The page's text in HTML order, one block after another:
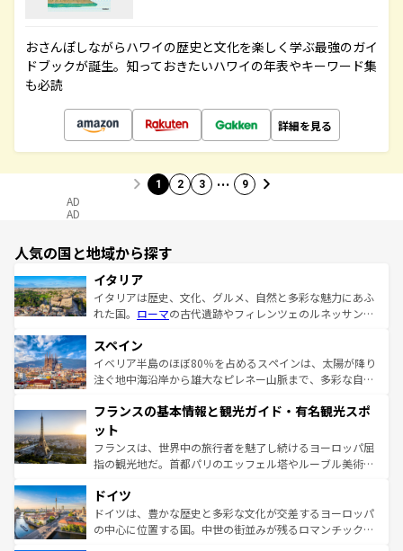
おさんぽしながらハワイの歴史と文化を楽しく学ぶ最強のガイ
ドブックが誕生。知っておきたいハワイの年表やキーワード集
も必読
詳細を見る
1 2 3 … 9
AD
AD
人気の国と地域から探す
イタリア
イタリアは歴史、文化、グルメ、自然と多彩な魅力にあふ
れた国。 ローマの古代遺跡やフィレンツェのルネッサンス
ろん、トスカーナの美しい田園風景やアマルフィ海岸の絶
景など、自然景観も見逃せない。観光の合間には、本場の
ピザやパスタなど、絶品のイタリア料理を堪能することも
ませてくれるイタリアで、忘れられない旅をしてみよう！
なお、新着のイタリア情報は
しい。
スペイン
イベリア半島のほぼ80％を占めるスペインは、太陽が降り
注ぐ地中海沿岸から雄大なピレネー山脈まで、多彩な自然
文化が根付くこの国では、情熱的なフラメンコ、熱気あふ
れる闘牛、そして美味しいタパスが生活の一部となってい
る。首都マドリードの洗練された雰囲気や、バルセロナの
アートに溢れた街角から、地方では古代ローマ遺跡や中世
せる。地方によって風土や気候が異なるスペインはその個
性で訪れる人を魅了する。 なお、新着のスペイン情報は コ
ンテンツ一覧を参照してほしい。
フランスの基本情報と観光ガイド・有名観光スポ
ット
フランスは、世界中の旅行者を魅了し続けるヨーロッパ屈
指の観光地だ。首都パリのエッフェル塔やルーブル美術館
で、幅広い魅力が詰まっている。華麗な宮殿、歴史的な大
聖堂、美しいビーチ、そして豊かな自然が、訪れる者を心
から魅了する。また、フランスは美食の国としても知ら
ドイツ
ドイツは、豊かな歴史と多彩な文化が交差するヨーロッパ
の中心に位置する国。中世の街並みが残るロマンチック街